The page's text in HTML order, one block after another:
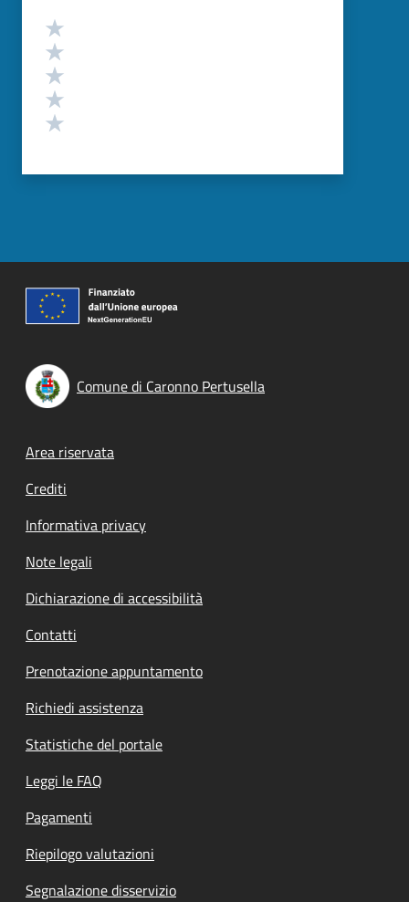
Valutazione
Comune di Caronno Pertusella
Footer menu
Area riservata
Crediti
Informativa privacy
Note legali
Dichiarazione di accessibilità
Contatti
Prenotazione appuntamento
Richiedi assistenza
Statistiche del portale
Leggi le FAQ
Pagamenti
Riepilogo valutazioni
Segnalazione disservizio